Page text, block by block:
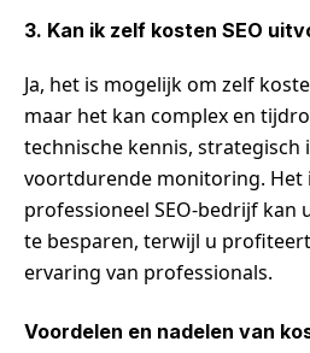
3. Kan ik zelf kosten SEO
Ja, het is mogelijk om zelf
maar het kan complex en
technische kennis, strategisch
voortdurende monitoring. Het
professioneel SEO-bedrijf kan
te besparen, terwijl u
ervaring van professionals.
Voordelen en nadelen van